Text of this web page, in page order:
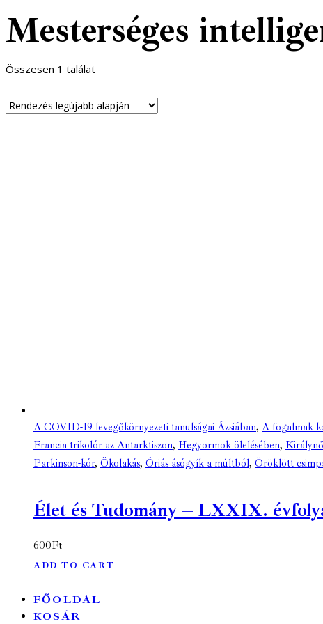
Mesterséges
Összesen 1 találat
A COVID-19 levegőkörnyezeti tanulságai Ázsiában, A fogalmak
Francia trikolór az Antarktiszon, Hegyormok ölelésében,
Parkinson-kór, Ökolakás, Óriás ásógyík a múltból, Öröklött
Élet és Tudomány – LXXIX.
600Ft
ADD TO CART
FŐOLDAL
KOSÁR